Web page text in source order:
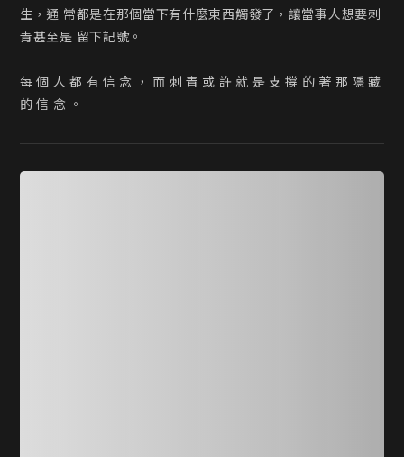
生，通 常都是在那個當下有什麼東西觸發了，讓當事人想要刺
青甚至是 留下記號。
每 個 人 都 有 信 念 ， 而 刺 青 或 許 就 是 支 撐 的 著 那 隱 藏
的 信 念 。